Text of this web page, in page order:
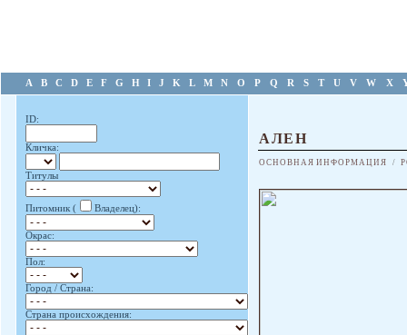
A B C D E F G H I J K L M N O P Q R S T U V W X
ID:
Кличка:
Титулы
Питомник ( Владелец):
Окрас:
Пол:
Город / Страна:
Страна происхождения:
АЛЕН
ОСНОВНАЯ ИНФОРМАЦИЯ /